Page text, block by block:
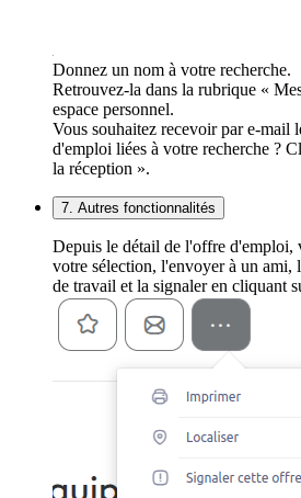
Donnez un nom à votre recherche.
Retrouvez-la dans la rubrique «
espace personnel.
Vous souhaitez recevoir par e-mail
d'emploi liées à votre recherche ?
la réception ».
7. Autres fonctionnalités
Depuis le détail de l'offre d'emploi,
votre sélection, l'envoyer à un ami,
de travail et la signaler en cliquant